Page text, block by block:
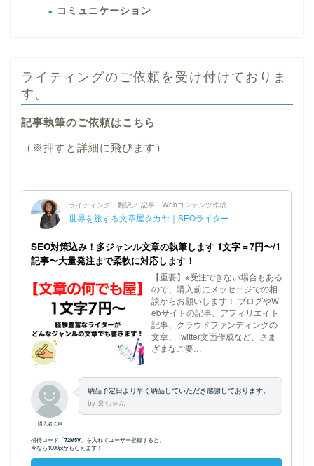
コミュニケーション
ライティングのご依頼を受け付けておりま
す。
記事執筆のご依頼はこちら
（※押すと詳細に飛びます）
ホーム